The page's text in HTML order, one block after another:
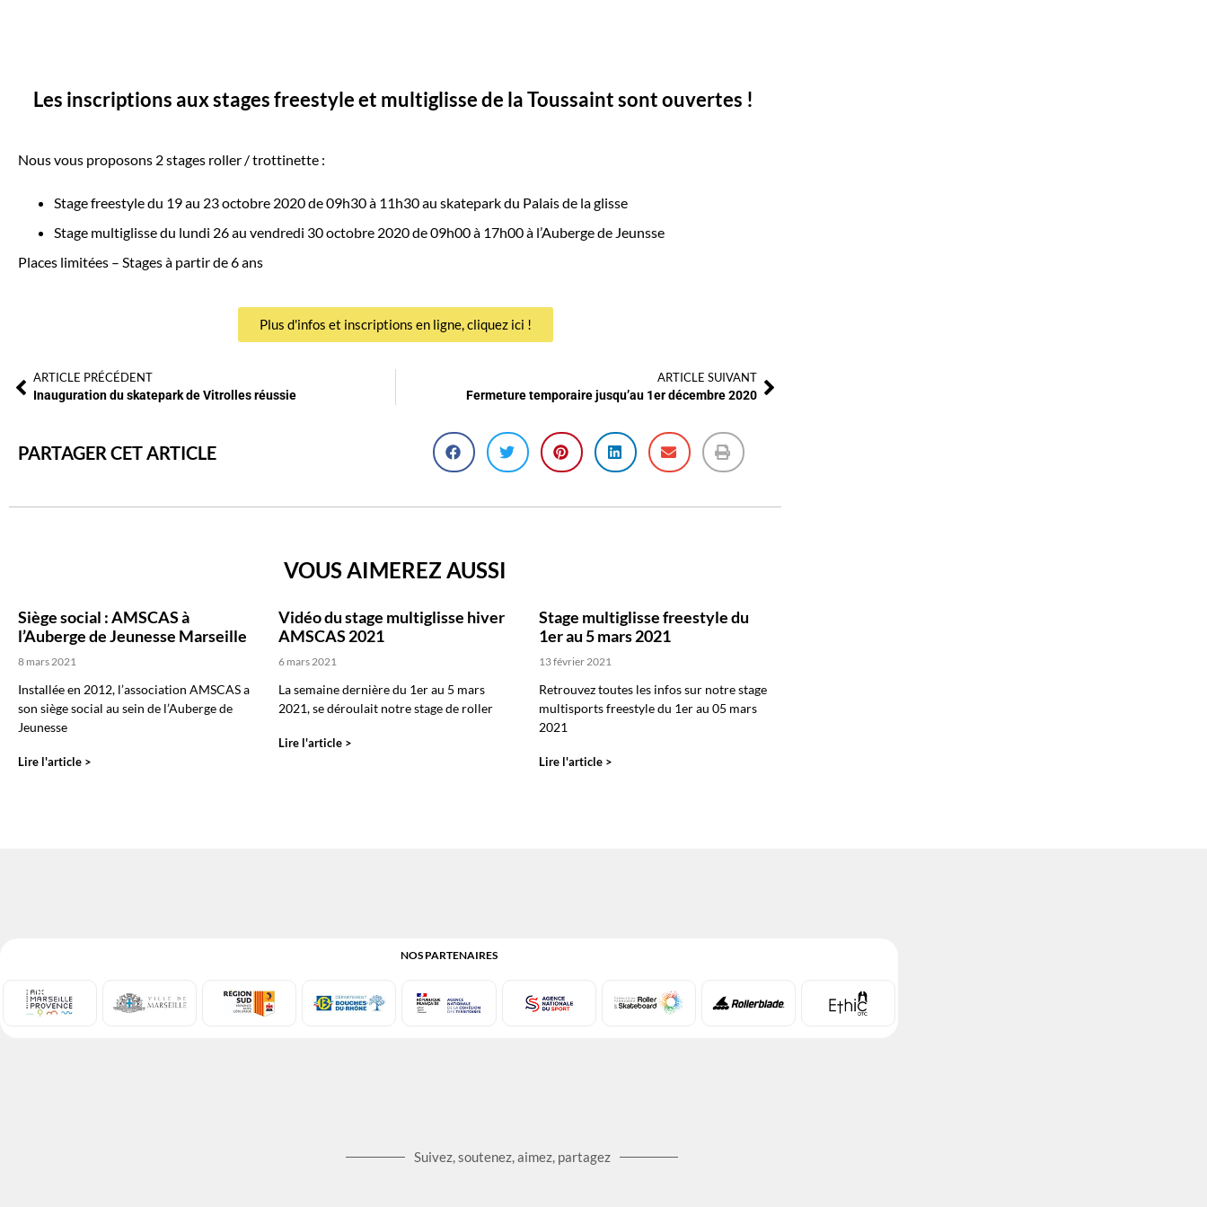
Les inscriptions aux stages freestyle et multiglisse de la Toussaint sont ouvertes !
Nous vous proposons 2 stages roller / trottinette :
Stage freestyle du 19 au 23 octobre 2020 de 09h30 à 11h30 au skatepark du Palais de la glisse
Stage multiglisse du lundi 26 au vendredi 30 octobre 2020 de 09h00 à 17h00 à l’Auberge de Jeunsse
Places limitées – Stages à partir de 6 ans
Plus d'infos et inscriptions en ligne, cliquez ici !
ARTICLE PRÉCÉDENT
Inauguration du skatepark de Vitrolles réussie
ARTICLE SUIVANT
Fermeture temporaire jusqu’au 1er décembre 2020
PARTAGER CET ARTICLE
VOUS AIMEREZ AUSSI
Siège social : AMSCAS à
l’Auberge de Jeunesse Marseille
8 mars 2021
Installée en 2012, l’association AMSCAS a
son siège social au sein de l’Auberge de
Jeunesse
Lire l'article >
Vidéo du stage multiglisse hiver
AMSCAS 2021
6 mars 2021
La semaine dernière du 1er au 5 mars
2021, se déroulait notre stage de roller
Lire l'article >
Stage multiglisse freestyle du
1er au 5 mars 2021
13 février 2021
Retrouvez toutes les infos sur notre stage
multisports freestyle du 1er au 05 mars
2021
Lire l'article >
NOS PARTENAIRES
Suivez, soutenez, aimez, partagez